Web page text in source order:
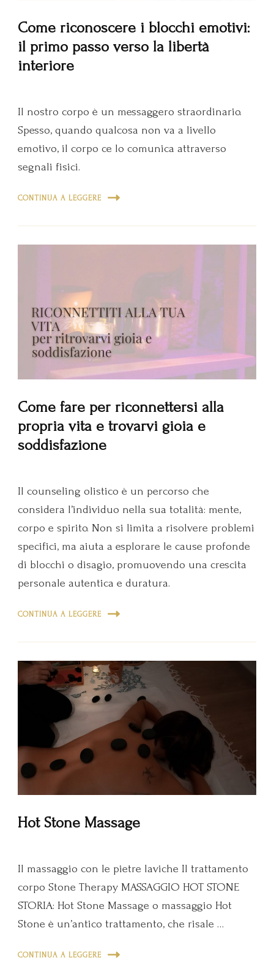
Come riconoscere i blocchi emotivi:
il primo passo verso la libertà
interiore
Il nostro corpo è un messaggero straordinario.
Spesso, quando qualcosa non va a livello
emotivo, il corpo ce lo comunica attraverso
segnali fisici.
CONTINUA A LEGGERE
Come fare per riconnettersi alla
propria vita e trovarvi gioia e
soddisfazione
Il counseling olistico è un percorso che
considera l’individuo nella sua totalità: mente,
corpo e spirito. Non si limita a risolvere problemi
specifici, ma aiuta a esplorare le cause profonde
di blocchi o disagio, promuovendo una crescita
personale autentica e duratura.
CONTINUA A LEGGERE
Hot Stone Massage
Il massaggio con le pietre laviche Il trattamento
corpo Stone Therapy MASSAGGIO HOT STONE
STORIA: Hot Stone Massage o massaggio Hot
Stone è un’antico trattamento, che risale …
CONTINUA A LEGGERE